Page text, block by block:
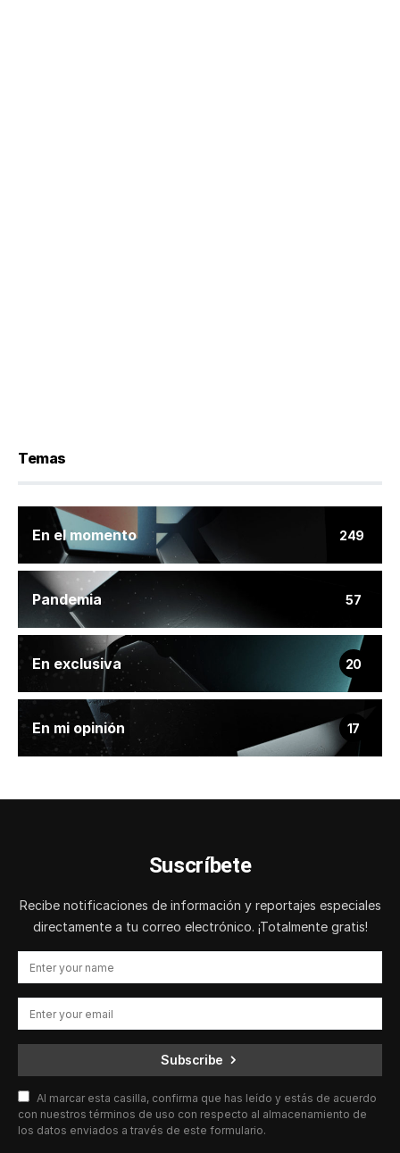
Temas
En el momento 249
Pandemia 57
En exclusiva 20
En mi opinión 17
Suscríbete
Recibe notificaciones de información y reportajes especiales
directamente a tu correo electrónico. ¡Totalmente gratis!
Subscribe
Al marcar esta casilla, confirma que has leído y estás de acuerdo
con nuestros términos de uso con respecto al almacenamiento de
los datos enviados a través de este formulario.